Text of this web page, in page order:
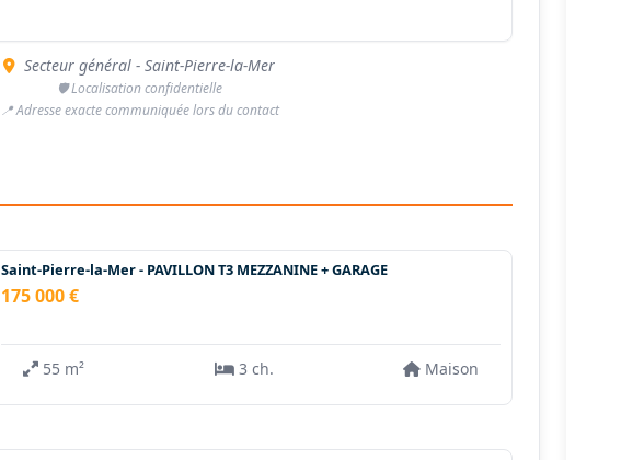
Secteur général - Saint-Pierre-la-Mer
🛡️ Localisation confidentielle
📍 Adresse exacte communiquée lors du contact
Saint-Pierre-la-Mer - PAVILLON T3 MEZZANINE + GARAGE
175 000 €
55 m² 3 ch. Maison